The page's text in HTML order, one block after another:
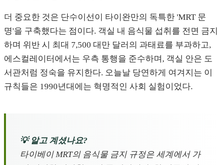
더 중요한 것은 단수이선이 타이완만의 독특한 'MRT 문
명'을 구축했다는 점이다. 객실 내 음식물 섭취를 전면 금지
하며 위반 시 최대 7,500 대만 달러의 과태료를 부과하고,
에스컬레이터에서는 우측 통행을 준수하며, 객실 안은 도
서관처럼 정숙을 유지한다. 오늘날 당연하게 여겨지는 이
규칙들은 1990년대에는 혁명적인 사회 실험이었다.
💡 알고 계셨나요?
타이베이 MRT의 음식물 금지 규정은 세계에서 가